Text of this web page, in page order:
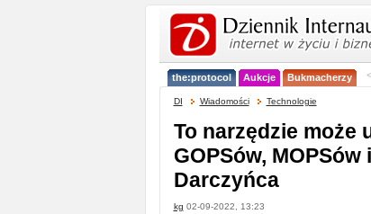
the:protocol Aukcje Bukmacherzy
DI Wiadomości Technologie
To narzędzie może
GOPSów,
Darczyńca
kg 02-09-2022, 13:23